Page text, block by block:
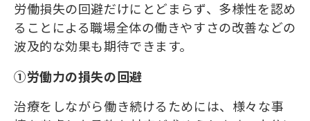
労働損失の回避だけにとどまらず、多様性を認め
ることによる職場全体の働きやすさの改善などの
波及的な効果も期待できます。
①労働力の損失の回避
治療をしながら働き続けるためには、様々な事